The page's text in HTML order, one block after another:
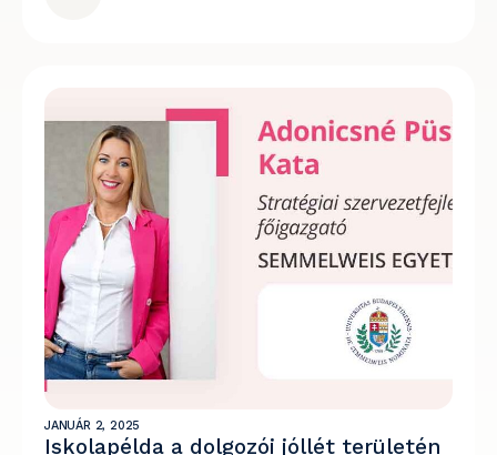
JANUÁR 2, 2025
Iskolapélda a dolgozói jóllét területén